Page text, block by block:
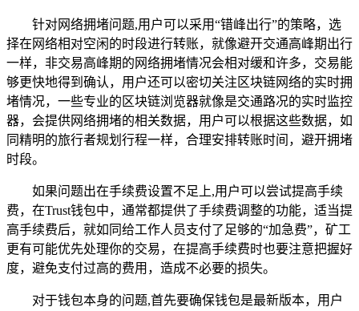
针对网络拥堵问题,用户可以采用“错峰出行”的策略，选
择在网络相对空闲的时段进行转账，就像避开交通高峰期出行
一样，非交易高峰期的网络拥堵情况会相对缓和许多，交易能
够更快地得到确认，用户还可以密切关注区块链网络的实时拥
堵情况，一些专业的区块链浏览器就像是交通路况的实时监控
器，会提供网络拥堵的相关数据，用户可以根据这些数据，如
同精明的旅行者规划行程一样，合理安排转账时间，避开拥堵
时段。
如果问题出在手续费设置不足上,用户可以尝试提高手续
费，在Trust钱包中，通常都提供了手续费调整的功能，适当提
高手续费后，就如同给工作人员支付了足够的“加急费”，矿工
更有可能优先处理你的交易，在提高手续费时也要注意把握好
度，避免支付过高的费用，造成不必要的损失。
对于钱包本身的问题,首先要确保钱包是最新版本，用户